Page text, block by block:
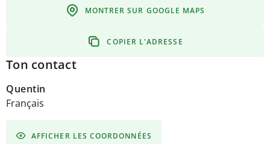
MONTRER SUR GOOGLE MAPS
COPIER L'ADRESSE
Ton contact
Quentin
Français
AFFICHER LES COORDONNÉES